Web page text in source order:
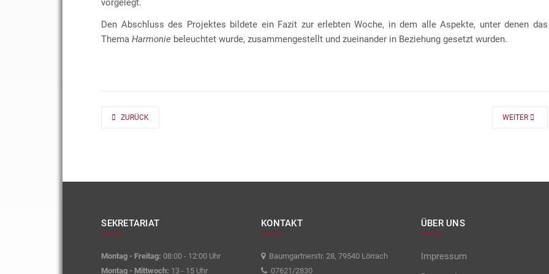
Den Abschluss des Projektes bildete ein Fazit zur erlebten Woche, in dem alle Aspekte, unter denen das
ThemaHarmonie beleuchtet wurde, zusammengestellt und zueinander in Beziehung gesetzt wurden.
PREVIOUS ARTICLE: AD FONTES 2019/20 „MASS“ FÜR DIE KLASSEN 7 UND 8
ZURÜCK NEXT
WEITER
SEKRETARIAT
Montag - Freitag: 08:00 - 12:00 Uhr
Montag - Mittwoch: 13 - 15 Uhr
KONTAKT
Baumgartnerstr. 28, 79540 Lörrach
07621/2830
ÜBER UNS
Impressum